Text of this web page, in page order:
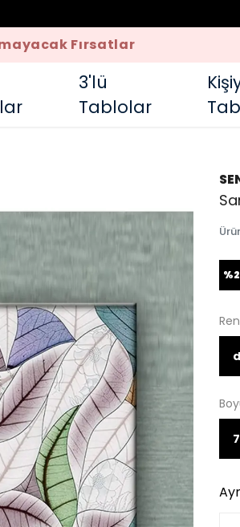
Fırsatlar
3'lü
Tablolar
%